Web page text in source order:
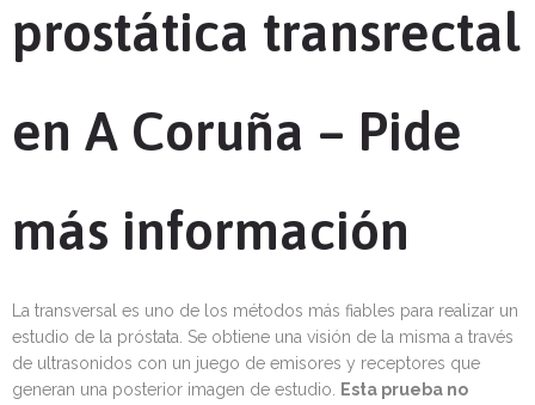
prostática transrectal
en A Coruña – Pide
más información
La transversal es uno de los métodos más fiables para realizar un
estudio de la próstata. Se obtiene una visión de la misma a través
de ultrasonidos con un juego de emisores y receptores que
generan una posterior imagen de estudio.
Esta prueba no